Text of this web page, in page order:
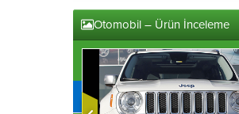
1 2 3
Otomobil – Ürün İnceleme